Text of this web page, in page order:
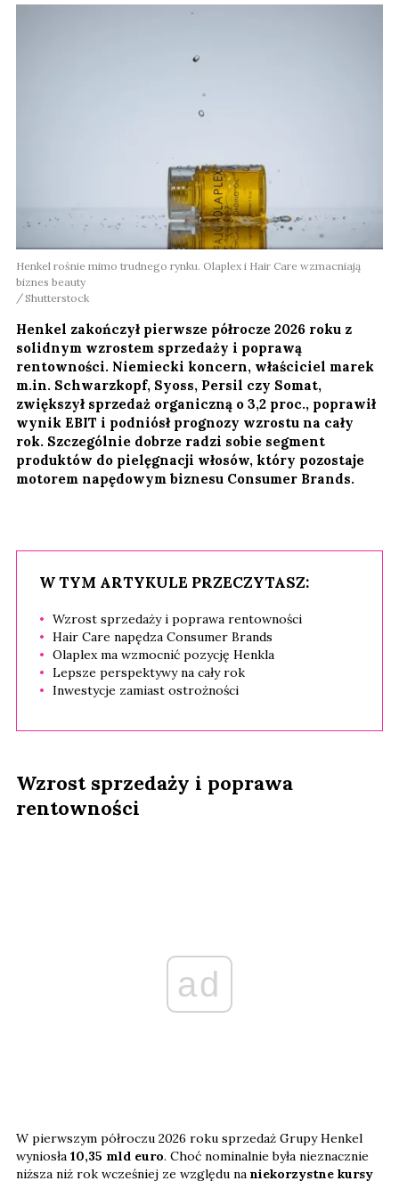
Henkel rośnie mimo trudnego rynku. Olaplex i Hair Care wzmacniają
biznes beauty
Shutterstock
Henkel zakończył pierwsze półrocze 2026 roku z
solidnym wzrostem sprzedaży i poprawą
rentowności. Niemiecki koncern, właściciel marek
m.in. Schwarzkopf, Syoss, Persil czy Somat,
zwiększył sprzedaż organiczną o 3,2 proc., poprawił
wynik EBIT i podniósł prognozy wzrostu na cały
rok. Szczególnie dobrze radzi sobie segment
produktów do pielęgnacji włosów, który pozostaje
motorem napędowym biznesu Consumer Brands.
W TYM ARTYKULE PRZECZYTASZ:
Wzrost sprzedaży i poprawa rentowności
Hair Care napędza Consumer Brands
Olaplex ma wzmocnić pozycję Henkla
Lepsze perspektywy na cały rok
Inwestycje zamiast ostrożności
Wzrost sprzedaży i poprawa
rentowności
ad
W pierwszym półroczu 2026 roku sprzedaż Grupy Henkel
wyniosła 10,35 mld euro. Choć nominalnie była nieznacznie
niższa niż rok wcześniej ze względu na niekorzystne kursy